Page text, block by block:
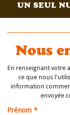
UN SEUL
Nous
En renseignant votre
ce que nous
information
envoyée
Prénom *